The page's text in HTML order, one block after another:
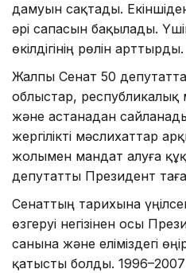
дамуын сақтады.
әрі сапасын бақылады.
өкілдігінің рөлін арттырды.
Жалпы Сенат 50
облыстар, республикалық
және астанадан
жергілікті мәслихаттар
жолымен мандат алуға
депутатты Президент
Сенаттың тарихына
өзгеруі негізінен осы
санына және еліміздегі
қатысты болды.